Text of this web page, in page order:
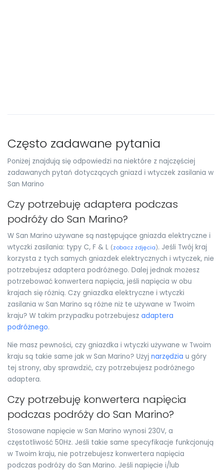
Często zadawane pytania
Poniżej znajdują się odpowiedzi na niektóre z najczęściej
zadawanych pytań dotyczących gniazd i wtyczek zasilania w
San Marino
Czy potrzebuję adaptera podczas
podróży do San Marino?
W San Marino używane są następujące gniazda elektryczne i
wtyczki zasilania: typy C, F & L (zobacz zdjęcia). Jeśli Twój kraj
korzysta z tych samych gniazdek elektrycznych i wtyczek, nie
potrzebujesz adaptera podróżnego. Dalej jednak możesz
potrzebować konwertera napięcia, jeśli napięcia w obu
krajach się różnią. Czy gniazdka elektryczne i wtyczki
zasilania w San Marino są różne niż te używane w Twoim
kraju? W takim przypadku potrzebujesz adaptera
podróżnego.
Nie masz pewności, czy gniazdka i wtyczki używane w Twoim
kraju są takie same jak w San Marino? Użyj narzędzia u góry
tej strony, aby sprawdzić, czy potrzebujesz podróżnego
adaptera.
Czy potrzebuję konwertera napięcia
podczas podróży do San Marino?
Stosowane napięcie w San Marino wynosi 230V, a
częstotliwość 50Hz. Jeśli takie same specyfikacje funkcjonują
w Twoim kraju, nie potrzebujesz konwertera napięcia
podczas podróży do San Marino. Jeśli napięcie i/lub